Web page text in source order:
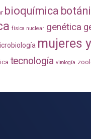
bioquímica
física nuclear genética
mujeres
tecnología virología